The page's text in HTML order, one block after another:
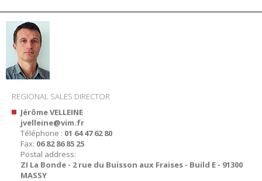
REGIONAL SALES DIRECTOR
Jérôme VELLEINE
jvelleine@vim.fr
Téléphone : 01 64 47 62 80
Fax: 06 82 86 85 25
Postal address:
ZI La Bonde - 2 rue du Buisson aux Fraises - Build E - 91300
MASSY